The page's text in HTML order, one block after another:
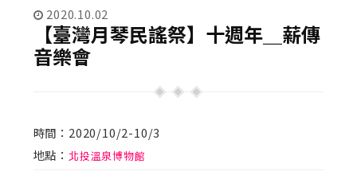
2020.10.02
【臺灣月琴民謠祭】十週年＿薪傳
音樂會
時間：2020/10/2-10/3
地點：北投溫泉博物館